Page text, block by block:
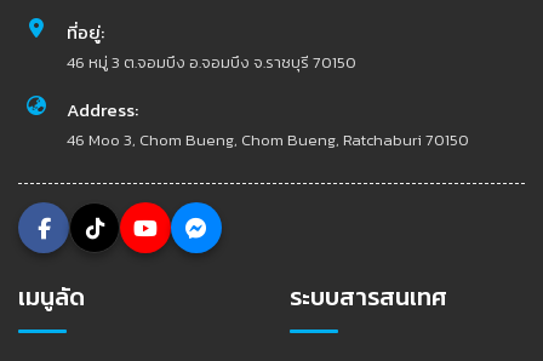
ที่อยู่:
46 หมู่ 3 ต.จอมบึง อ.จอมบึง จ.ราชบุรี 70150
Address:
46 Moo 3, Chom Bueng, Chom Bueng, Ratchaburi 70150
เมนูลัด ระบบสารสนเทศ